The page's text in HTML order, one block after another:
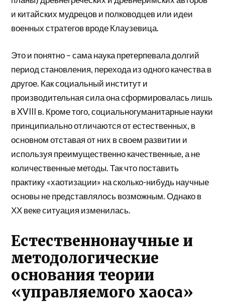
и китайских мудрецов и полководцев или идеи
военных стратегов вроде Клаузевица.
Это и понятно – сама наука претерпевала долгий
период становления, перехода из одного качества в
другое. Как социальный институт и
производительная сила она сформировалась лишь
в XVIII в. Кроме того, социальногуманитарные науки
принципиально отличаются от естественных, в
основном отставая от них в своем развитии и
используя преимущественно качественные, а не
количественные методы. Так что поставить
практику «хаотизации» на сколько-нибудь научные
основы не представлялось возможным. Однако в
ХХ веке ситуация изменилась.
Естественнонаучные и
методологические
основания теории
«управляемого хаоса»